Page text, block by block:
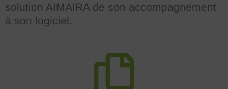
solution AIMAIRA de son accompagnement
à son logiciel.